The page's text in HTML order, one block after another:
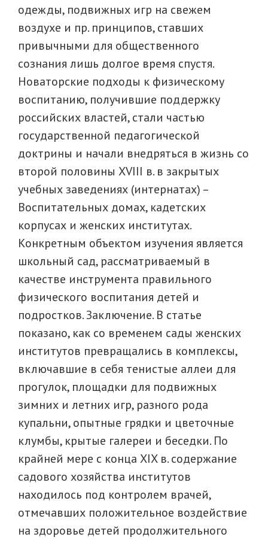
одежды, подвижных игр на свежем
воздухе и пр. принципов, ставших
привычными для общественного
сознания лишь долгое время спустя.
Новаторские подходы к физическому
воспитанию, получившие поддержку
российских властей, стали частью
государственной педагогической
доктрины и начали внедряться в жизнь со
второй половины XVIII в. в закрытых
учебных заведениях (интернатах) –
Воспитательных домах, кадетских
корпусах и женских институтах.
Конкретным объектом изучения является
школьный сад, рассматриваемый в
качестве инструмента правильного
физического воспитания детей и
подростков. Заключение. В статье
показано, как со временем сады женских
институтов превращались в комплексы,
включавшие в себя тенистые аллеи для
прогулок, площадки для подвижных
зимних и летних игр, разного рода
купальни, опытные грядки и цветочные
клумбы, крытые галереи и беседки. По
крайней мере с конца XIX в. содержание
садового хозяйства институтов
находилось под контролем врачей,
отмечавших положительное воздействие
на здоровье детей продолжительного